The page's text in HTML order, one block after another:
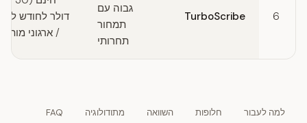
6
TurboScribe
גבוה עם
תמחור
תחרותי
דולר לחודש
/ ארגוני
למה לעבור חלופות השוואה מתודולוגיה FAQ